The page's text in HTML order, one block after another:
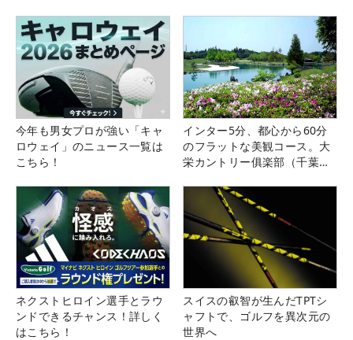
今年も男女プロが強い「キャ
ロウェイ」のニュース一覧は
こちら！
インター5分、都心から60分
のフラットな美観コース。大
栄カントリー俱楽部（千葉
ネクストヒロイン選手とラウ
ンドできるチャンス！詳しく
はこちら！
スイスの叡智が生んだTPTシ
ャフトで、ゴルフを異次元の
世界へ